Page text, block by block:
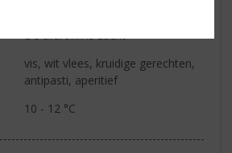
De afdronk is zacht
vis, wit vlees, kruidige gerechten,
antipasti, aperitief
10 - 12 °C